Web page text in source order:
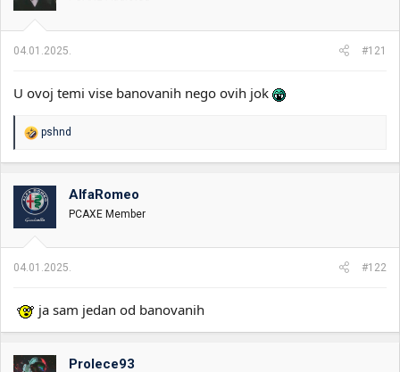
n
:
04.01.2025. #121
U ovoj temi vise banovanih nego ovih jok
R
o
v
a
n
:
pshnd
AlfaRomeo
PCAXE Member
04.01.2025. #122
ja sam jedan od banovanih
Prolece93